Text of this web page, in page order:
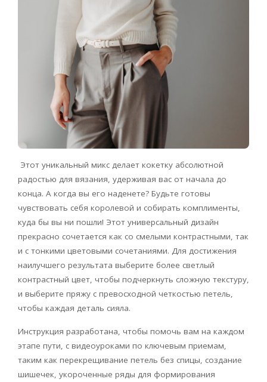
Этот уникальный микс делает кокетку абсолютной
радостью для вязания, удерживая вас от начала до
конца. А когда вы его наденете? Будьте готовы
чувствовать себя королевой и собирать комплименты,
куда бы вы ни пошли! Этот универсальный дизайн
прекрасно сочетается как со смелыми контрастными, так
и с тонкими цветовыми сочетаниями. Для достижения
наилучшего результата выберите более светлый
контрастный цвет, чтобы подчеркнуть сложную текстуру,
и выберите пряжу с превосходной четкостью петель,
чтобы каждая деталь сияла.
Инструкция разработана, чтобы помочь вам на каждом
этапе пути, с видеоуроками по ключевым приемам,
таким как перекрещивание петель без спицы, создание
шишечек, укороченные ряды для формирования